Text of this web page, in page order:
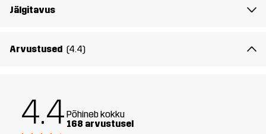
Jälgitavus
Arvustused (4.4)
4.4 Põhineb kokku
168 arvustusel